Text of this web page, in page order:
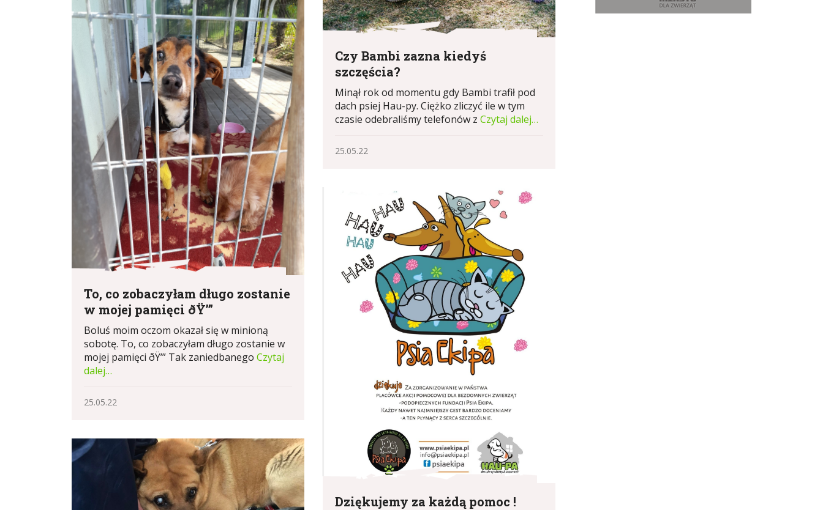
To, co zobaczyłam długo zostanie
w mojej pamięci ðŸ’”
Boluś moim oczom okazał się w minioną
sobotę. To, co zobaczyłam długo zostanie w
mojej pamięci ðŸ’” Tak zaniedbanego Czytaj
dalej…
25.05.22
Czy Bambi zazna kiedyś
szczęścia?
Minął rok od momentu gdy Bambi trafił pod
dach psiej Hau-py. Ciężko zliczyć ile w tym
czasie odebraliśmy telefonów z Czytaj dalej…
25.05.22
Dziękujemy za każdą pomoc !